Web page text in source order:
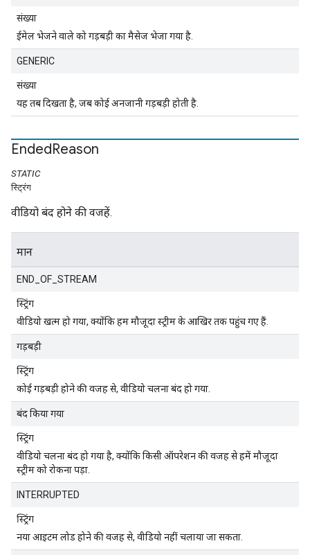
संख्या
ईमेल भेजने वाले को गड़बड़ी का मैसेज भेजा गया है.
GENERIC
संख्या
यह तब दिखता है, जब कोई अनजानी गड़बड़ी होती है.
EndedReason
STATIC
स्ट्रिंग
वीडियो बंद होने की वजहें.
मान
END_OF_STREAM
स्ट्रिंग
वीडियो खत्म हो गया, क्योंकि हम मौजूदा स्ट्रीम के आखिर तक पहुंच गए हैं.
गड़बड़ी
स्ट्रिंग
कोई गड़बड़ी होने की वजह से, वीडियो चलना बंद हो गया.
बंद किया गया
स्ट्रिंग
वीडियो चलना बंद हो गया है, क्योंकि किसी ऑपरेशन की वजह से हमें मौजूदा
स्ट्रीम को रोकना पड़ा.
INTERRUPTED
स्ट्रिंग
नया आइटम लोड होने की वजह से, वीडियो नहीं चलाया जा सकता.